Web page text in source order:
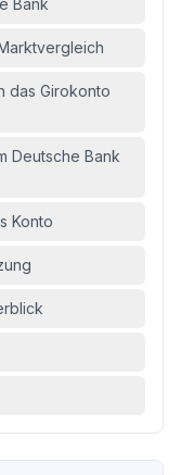
Bank
das Girokonto
Deutsche Bank
Konto